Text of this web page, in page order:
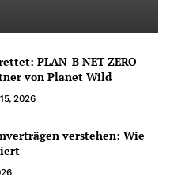
PLAN-B NET ZERO
von Planet Wild
2026
verstehen: Wie